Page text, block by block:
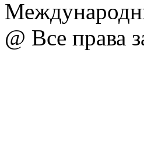
@ Все права